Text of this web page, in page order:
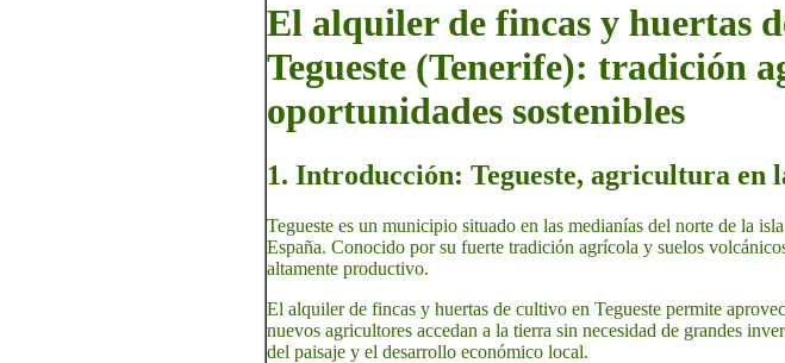
El alquiler de fincas y huertas
Tegueste (Tenerife): tradición
oportunidades sostenibles
1. Introducción: Tegueste, agricultura en
Tegueste es un municipio situado en las medianías del norte de la
España. Conocido por su fuerte tradición agrícola y suelos
altamente productivo.
El alquiler de fincas y huertas de cultivo en Tegueste permite
nuevos agricultores accedan a la tierra sin necesidad de grandes
del paisaje y el desarrollo económico local.